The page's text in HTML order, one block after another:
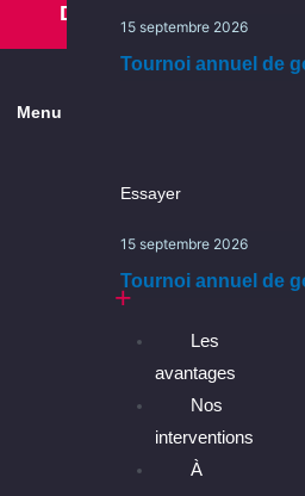
Une initiative pour faire du
la langue officielle de vos
Essayer
15 septembre 2026
Tournoi annuel de
15 septembre 2026
Tournoi annuel de
Devenir membre
Menu
Explorer
CCEM
Les
avantages
Nos
interventions
À